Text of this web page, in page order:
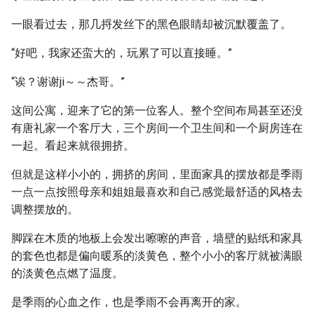
一眼看过去，那几捋发丝下的黑色眼睛却被沉默覆盖了。
“好吧，我家还蛮大的，玩累了可以直接睡。”
“诶？谢谢ji～～杰哥。”
这间公寓，迎来了它的第一位客人。整个空间布局甚至还没
有唐礼家一个客厅大，三个房间一个卫生间和一个厨房连在
一起。看起来就很拥挤。
但就是这样小小的，拥挤的房间，里面家具的摆放都是季雨
一点一点按照母亲和姐姐最喜欢和自己感觉最舒适的风格去
调整摆放的。
脚踩在木质的地板上会发出嚓嚓的声音，墙壁的贴纸和家具
的套色也都是偏向暖系的淡黄色，整个小小的客厅就被满眼
的淡黄色点燃了温度。
是季雨的心血之作，也是季雨不会再离开的家。